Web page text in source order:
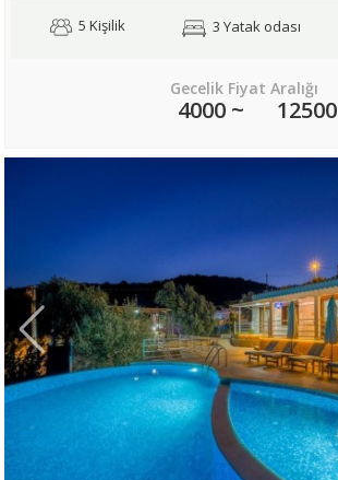
5 Kişilik 3 Yatak odası
Gecelik Fiyat Aralığı
4000 ~ 12500